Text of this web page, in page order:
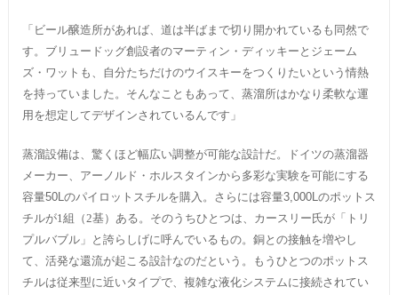
「ビール醸造所があれば、道は半ばまで切り開かれているも同然で
す。ブリュードッグ創設者のマーティン・ディッキーとジェーム
ズ・ワットも、自分たちだけのウイスキーをつくりたいという情熱
を持っていました。そんなこともあって、蒸溜所はかなり柔軟な運
用を想定してデザインされているんです」
蒸溜設備は、驚くほど幅広い調整が可能な設計だ。ドイツの蒸溜器
メーカー、アーノルド・ホルスタインから多彩な実験を可能にする
容量50L のパイロットスチルを購入。さらには容量3,000L のポットス
チルが1組（2基）ある。そのうちひとつは、カースリー氏が「トリ
プルバブル」と誇らしげに呼んでいるもの。銅との接触を増やし
て、活発な還流が起こる設計なのだという。もうひとつのポットス
チルは従来型に近いタイプで、複雑な液化システムに接続されてい